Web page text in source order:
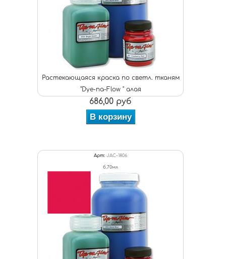
Растекающаяся краска по светл. тканям
"Dye-na-Flow " алая
686,00 руб
В корзину
Арт: JAC-1806
б.70мл